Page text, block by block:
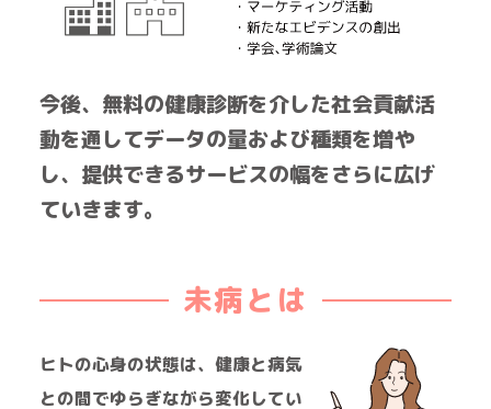
今後、無料の健康診断を介した社会貢献活
動を通してデータの量および種類を増や
し、提供できるサービスの幅をさらに広げ
ていきます。
未病とは
ヒトの心身の状態は、健康と病気
との間でゆらぎながら変化してい